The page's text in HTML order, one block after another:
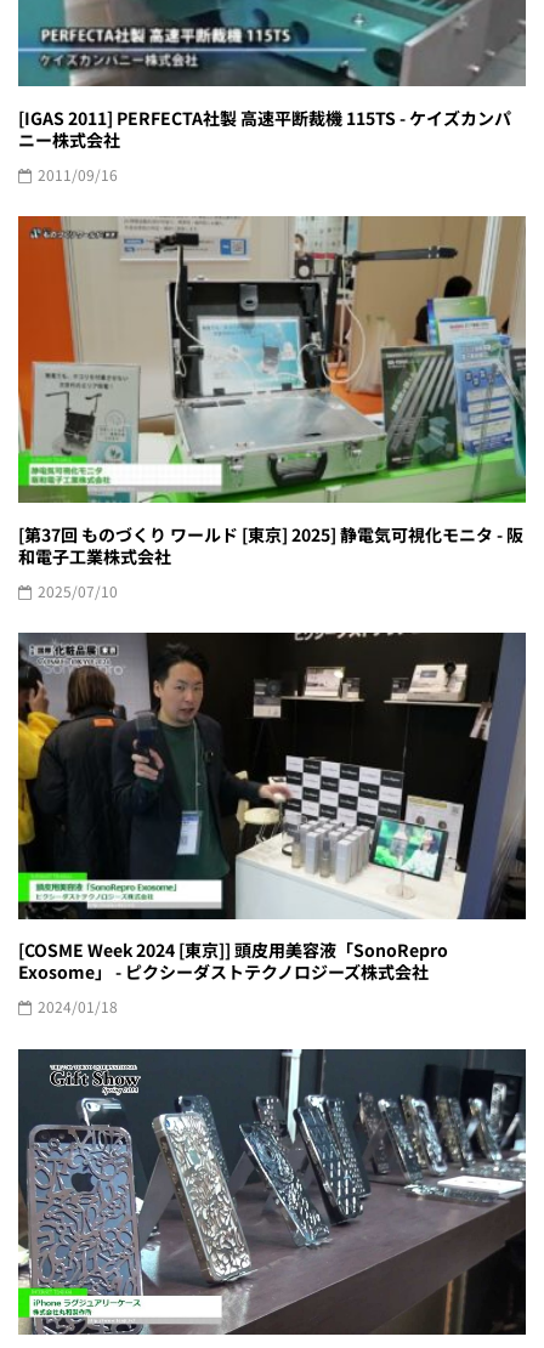
[IGAS 2011] PERFECTA社製 高速平断裁機 115TS - ケイズカンパ
ニー株式会社
2011/09/16
[第37回 ものづくり ワールド [東京] 2025] 静電気可視化モニタ - 阪
和電子工業株式会社
2025/07/10
[COSME Week 2024 [東京]] 頭皮用美容液「SonoRepro
Exosome」 - ピクシーダストテクノロジーズ株式会社
2024/01/18